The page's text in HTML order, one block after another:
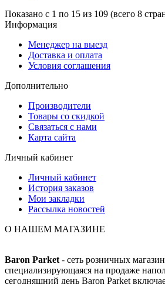
Показано с 1 по 15 из 109 (всего 8
Информация
Менеджер на выезд
Доставка и оплата
Условия соглашения
Дополнительно
Производители
Товары со скидкой
Связаться с нами
Карта сайта
Личный кабинет
Личный кабинет
История заказов
Мои закладки
Рассылка новостей
О НАШЕМ МАГАЗИНЕ
Baron Parket - сеть розничных
специализирующаяся на продаже
сегодняшний день Baron Parket